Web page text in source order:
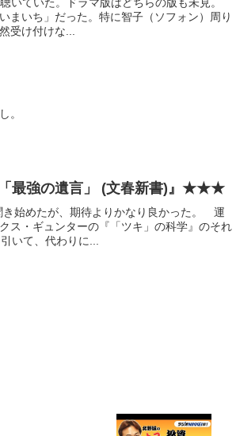
まいち」だった。特に智子（ソフォン）周り
受け付けな...
。
最強の遺言」 (文春新書)』★★★
始めたが、期待よりかなり良かった。 運
ス・ギュンターの『「ツキ」の科学』のそれ
いて、代わりに...